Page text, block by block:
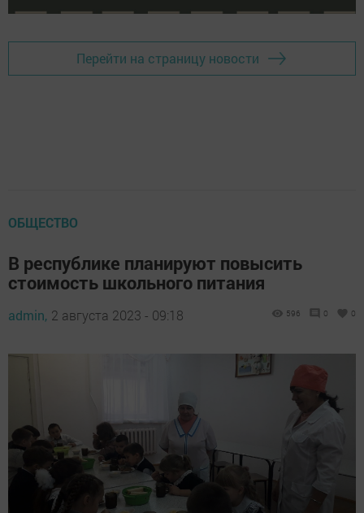
Перейти на страницу новости
ОБЩЕСТВО
В республике планируют повысить
стоимость школьного питания
admin, 2 августа 2023 - 09:18 596 0 0